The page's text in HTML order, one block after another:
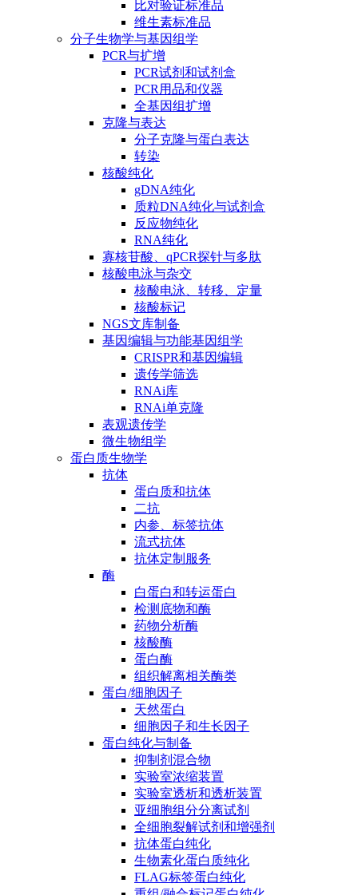
比对验证标准品
维生素标准品
分子生物学与基因组学
PCR与扩增
PCR试剂和试剂盒
PCR用品和仪器
全基因组扩增
克隆与表达
分子克隆与蛋白表达
转染
核酸纯化
gDNA纯化
质粒DNA纯化与试剂盒
反应物纯化
RNA纯化
寡核苷酸、qPCR探针与多肽
核酸电泳与杂交
核酸电泳、转移、定量
核酸标记
NGS文库制备
基因编辑与功能基因组学
CRISPR和基因编辑
遗传学筛选
RNAi库
RNAi单克隆
表观遗传学
微生物组学
蛋白质生物学
抗体
蛋白质和抗体
二抗
内参、标签抗体
流式抗体
抗体定制服务
酶
白蛋白和转运蛋白
检测底物和酶
药物分析酶
核酸酶
蛋白酶
组织解离相关酶类
蛋白/细胞因子
天然蛋白
细胞因子和生长因子
蛋白纯化与制备
抑制剂混合物
实验室浓缩装置
实验室透析和透析装置
亚细胞组分分离试剂
全细胞裂解试剂和增强剂
抗体蛋白纯化
生物素化蛋白质纯化
FLAG标签蛋白纯化